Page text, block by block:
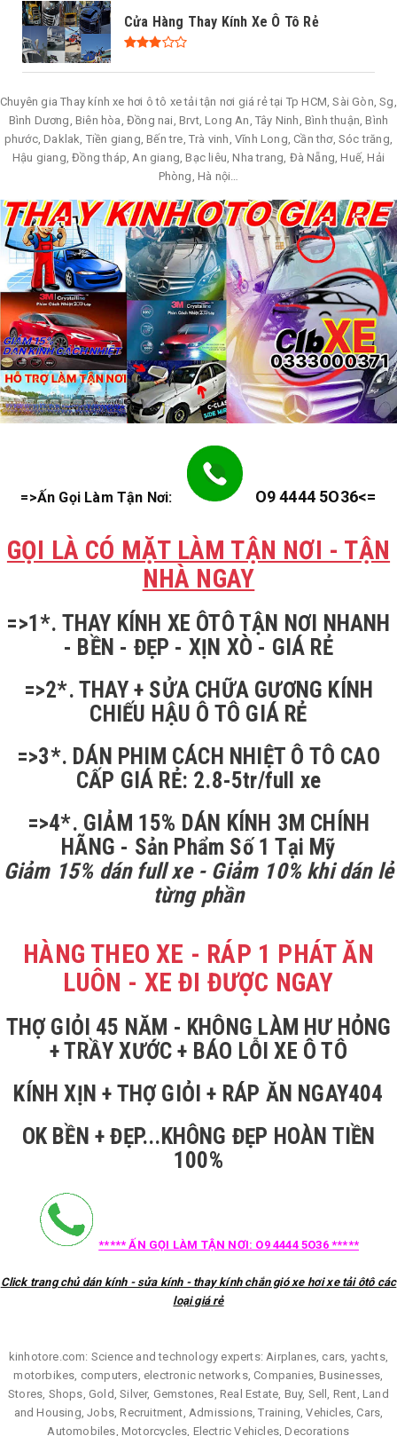
Cửa Hàng Thay Kính Xe Ô Tô Rẻ
Chuyên gia Thay kính xe hơi ô tô xe tải tận nơi giá rẻ tại Tp HCM, Sài Gòn, Sg,
Bình Dương, Biên hòa, Đồng nai, Brvt, Long An, Tây Ninh, Bình thuận, Bình
phước, Daklak, Tiền giang, Bến tre, Trà vinh, Vĩnh Long, Cần thơ, Sóc trăng,
Hậu giang, Đồng tháp, An giang, Bạc liêu, Nha trang, Đà Nẵng, Huế, Hải
Phòng, Hà nội…
=>Ấn Gọi Làm Tận Nơi: O9 4444 5O36<=
GỌI LÀ CÓ MẶT LÀM TẬN NƠI - TẬN
NHÀ NGAY
=>1*. THAY KÍNH XE ÔTÔ TẬN NƠI NHANH
- BỀN - ĐẸP - XỊN XÒ - GIÁ RẺ
=>2*. THAY + SỬA CHỮA GƯƠNG KÍNH
CHIẾU HẬU Ô TÔ GIÁ RẺ
=>3*. DÁN PHIM CÁCH NHIỆT Ô TÔ CAO
CẤP GIÁ RẺ: 2.8-5tr/full xe
=>4*. GIẢM 15% DÁN KÍNH 3M CHÍNH
HÃNG - Sản Phẩm Số 1 Tại Mỹ
Giảm 15% dán full xe - Giảm 10% khi dán lẻ
từng phần
HÀNG THEO XE - RÁP 1 PHÁT ĂN
LUÔN - XE ĐI ĐƯỢC NGAY
THỢ GIỎI 45 NĂM - KHÔNG LÀM HƯ HỎNG
+ TRẦY XƯỚC + BÁO LỖI XE Ô TÔ
KÍNH XỊN + THỢ GIỎI + RÁP ĂN NGAY404
OK BỀN + ĐẸP...KHÔNG ĐẸP HOÀN TIỀN
100%
***** ẤN GỌI LÀM TẬN NƠI: O9 4444 5O36 *****
Click trang chủ dán kính - sửa kính - thay kính chắn gió xe hơi xe tải ôtô các
loại giá rẻ
kinhotore.com: Science and technology experts: Airplanes, cars, yachts,
motorbikes, computers, electronic networks, Companies, Businesses,
Stores, Shops, Gold, Silver, Gemstones, Real Estate, Buy, Sell, Rent, Land
and Housing, Jobs, Recruitment, Admissions, Training, Vehicles, Cars,
Automobiles, Motorcycles, Electric Vehicles, Decorations